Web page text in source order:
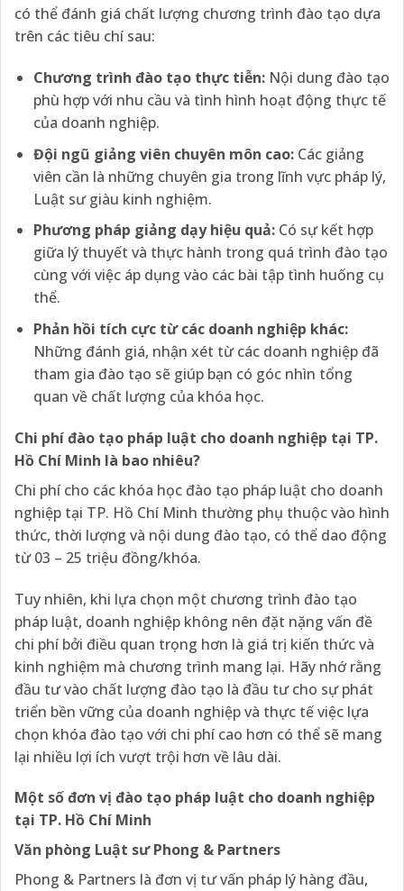
có thể đánh giá chất lượng chương trình đào tạo dựa
trên các tiêu chí sau:
Chương trình đào tạo thực tiễn:Nội dung đào tạo
phù hợp với nhu cầu và tình hình hoạt động thực tế
của doanh nghiệp.
Đội ngũ giảng viên chuyên môn cao:Các giảng
viên cần là những chuyên gia trong lĩnh vực pháp lý,
Luật sư giàu kinh nghiệm.
Phương pháp giảng dạy hiệu quả:Có sự kết hợp
giữa lý thuyết và thực hành trong quá trình đào tạo
cùng với việc áp dụng vào các bài tập tình huống cụ
thể.
Phản hồi tích cực từ các doanh nghiệp khác:
Những đánh giá, nhận xét từ các doanh nghiệp đã
tham gia đào tạo sẽ giúp bạn có góc nhìn tổng
quan về chất lượng của khóa học.
Chi phí đào tạo pháp luật cho doanh nghiệp tại TP.
Hồ Chí Minh là bao nhiêu?
Chi phí cho các khóa học đào tạo pháp luật cho doanh
nghiệp tại TP. Hồ Chí Minh thường phụ thuộc vào hình
thức, thời lượng và nội dung đào tạo, có thể dao động
từ 03 – 25 triệu đồng/khóa.
Tuy nhiên, khi lựa chọn một chương trình đào tạo
pháp luật, doanh nghiệp không nên đặt nặng vấn đề
chi phí bởi điều quan trọng hơn là giá trị kiến thức và
kinh nghiệm mà chương trình mang lại. Hãy nhớ rằng
đầu tư vào chất lượng đào tạo là đầu tư cho sự phát
triển bền vững của doanh nghiệp và thực tế việc lựa
chọn khóa đào tạo với chi phí cao hơn có thể sẽ mang
lại nhiều lợi ích vượt trội hơn về lâu dài.
Một số đơn vị đào tạo pháp luật cho doanh nghiệp
tại TP. Hồ Chí Minh
Văn phòng Luật sư Phong & Partners
Phong & Partners là đơn vị tư vấn pháp lý hàng đầu,